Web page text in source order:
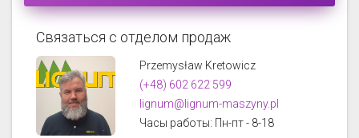
Связаться с отделом продаж
Przemysław Kretowicz
(+48) 602 622 599
lignum@lignum-maszyny.pl
Часы работы: Пн-пт - 8-18